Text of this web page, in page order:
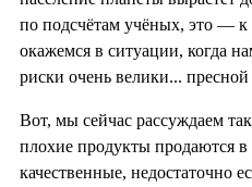
по подсчётам учёных, это — к
окажемся в ситуации, когда
риски очень велики...
Вот, мы сейчас рассуждаем
плохие продукты продаются
качественные, недостаточно